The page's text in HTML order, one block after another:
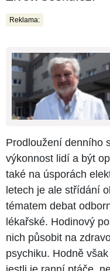
Reklama:
Prodloužení denního
výkonnost lidí a být
také na úsporách
letech je ale střídání
tématem debat
lékařské. Hodinový
nich působit na
psychiku. Hodně